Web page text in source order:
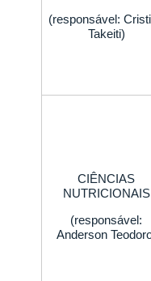
(responsável:
Takeiti)
CIÊNCIAS
NUTRICIONAIS
(responsável:
Anderson